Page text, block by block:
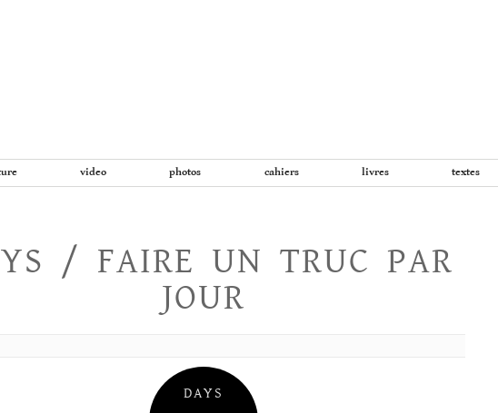
video photos cahiers livres textes
/ FAIRE UN TRUC PAR
JOUR
DAYS